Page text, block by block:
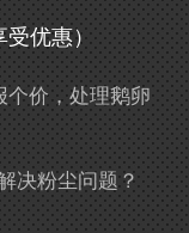
优惠）
个价，处理鹅卵
决粉尘问题？